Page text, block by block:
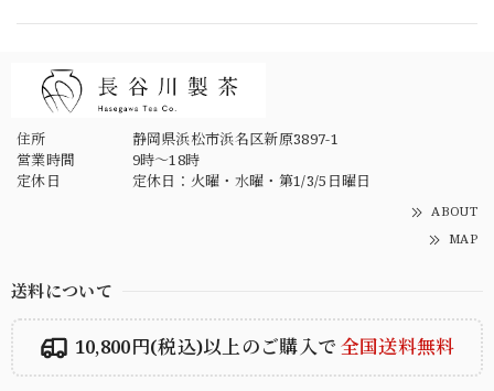
住所
静岡県浜松市浜名区新原3897-1
営業時間
9時～18時
定休日
定休日：火曜・水曜・第1/3/5日曜日
ABOUT
MAP
送料について
10,800円(税込)以上のご購入で 全国送料無料